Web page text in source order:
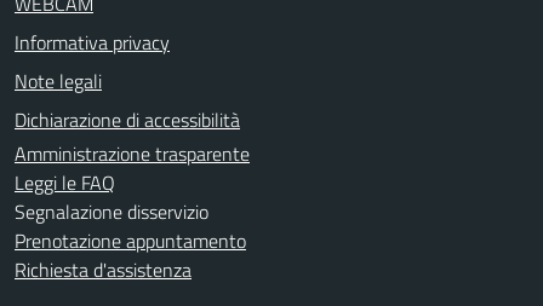
Informativa privacy
Note legali
Dichiarazione di accessibilità
Amministrazione trasparente
Leggi le FAQ
Segnalazione disservizio
Prenotazione appuntamento
Richiesta d'assistenza